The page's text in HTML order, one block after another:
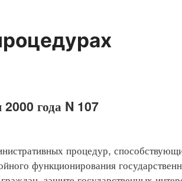
2000 года N 107
процедур,
функционирования